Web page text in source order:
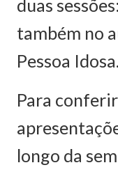
duas
também no
Pessoa Idosa.
Para
longo da